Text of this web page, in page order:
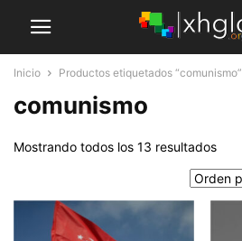
Inicio Productos etiquetados “comunismo”
comunismo
Mostrando todos los 13 resultados